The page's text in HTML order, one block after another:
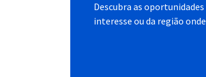
Descubra as
interesse ou da região